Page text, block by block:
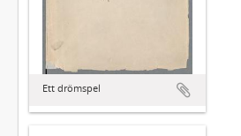
Ett drömspel